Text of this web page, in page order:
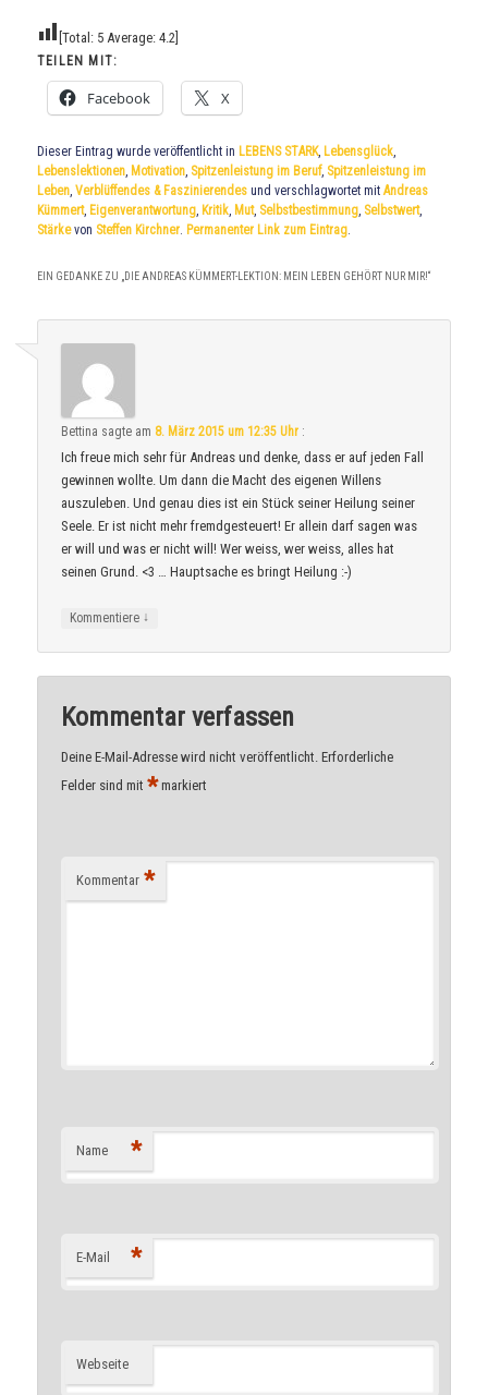
[Total: 5 Average:4.2
TEILEN MIT:
Facebook X
Dieser Eintrag wurde veröffentlicht in LEBENS STARK, Lebensglück
Lebenslektionen Motivation Spitzenleistung im Beruf, Spitzenleistung im
Leben ,Verblüffendes & Faszinierendes und verschlagwortet mitAndreas
Kümmert, Eigenverantwortung Kritik Mut, Selbstbestimmung Selbstwert,
Stärkevon Steffen Kirchner Permanenter Link zum Eintrag
EIN GEDANKE ZU „ DIE ANDREAS KÜMMERT-LEKTION: MEIN LEBEN GEHÖRT NUR MIR!“
Bettina sagte am 8. März 2015 um 12:35 Uhr :
Ich freue mich sehr für Andreas und denke, dass er auf jeden Fall
gewinnen wollte. Um dann die Macht des eigenen Willens
auszuleben. Und genau dies ist ein Stück seiner Heilung seiner
Seele. Er ist nicht mehr fremdgesteuert! Er allein darf sagen was
er will und was er nicht will! Wer weiss, wer weiss, alles hat
seinen Grund. <3 … Hauptsache es bringt Heilung :-)
Kommentiere ↓
Kommentar verfassen
Deine E-Mail-Adresse wird nicht veröffentlicht. Erforderliche
Felder sind mit*markiert
Kommentar *
Name *
E-Mail *
Webseite